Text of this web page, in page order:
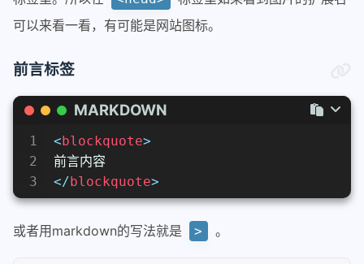
可以来看一看，有可能是网站图标。
前言标签
MARKDOWN
1
2
3
<blockquote>
前言内容
</blockquote>
或者用markdown的写法就是 > 。